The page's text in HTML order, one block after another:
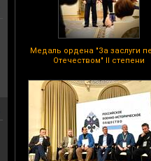
Медаль ордена "За заслуги
Отечеством" II степени